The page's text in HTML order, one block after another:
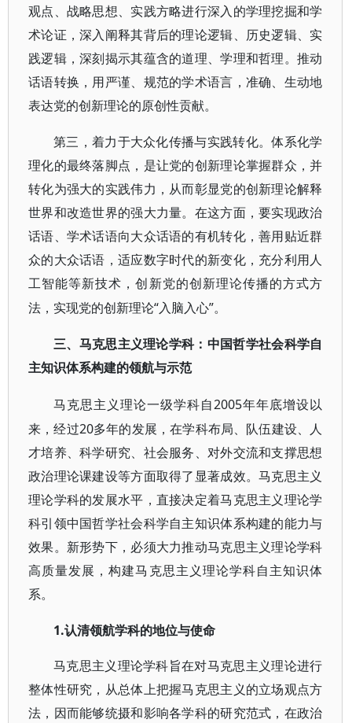
观点、战略思想、实践方略进行深入的学理挖掘和学
术论证，深入阐释其背后的理论逻辑、历史逻辑、实
践逻辑，深刻揭示其蕴含的道理、学理和哲理。推动
话语转换，用严谨、规范的学术语言，准确、生动地
表达党的创新理论的原创性贡献。
第三，着力于大众化传播与实践转化。体系化学
理化的最终落脚点，是让党的创新理论掌握群众，并
转化为强大的实践伟力，从而彰显党的创新理论解释
世界和改造世界的强大力量。在这方面，要实现政治
话语、学术话语向大众话语的有机转化，善用贴近群
众的大众话语，适应数字时代的新变化，充分利用人
工智能等新技术，创新党的创新理论传播的方式方
法，实现党的创新理论“入脑入心”。
三、马克思主义理论学科：中国哲学社会科学自
主知识体系构建的领航与示范
马克思主义理论一级学科自2005年年底增设以
来，经过20多年的发展，在学科布局、队伍建设、人
才培养、科学研究、社会服务、对外交流和支撑思想
政治理论课建设等方面取得了显著成效。马克思主义
理论学科的发展水平，直接决定着马克思主义理论学
科引领中国哲学社会科学自主知识体系构建的能力与
效果。新形势下，必须大力推动马克思主义理论学科
高质量发展，构建马克思主义理论学科自主知识体
系。
1.认清领航学科的地位与使命
马克思主义理论学科旨在对马克思主义理论进行
整体性研究，从总体上把握马克思主义的立场观点方
法，因而能够统摄和影响各学科的研究范式，在政治